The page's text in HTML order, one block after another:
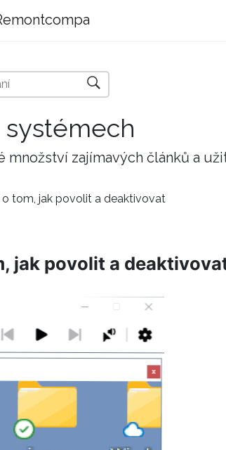
zajímavých článků a
o tom, jak povolit a deaktivovat
jak povolit a